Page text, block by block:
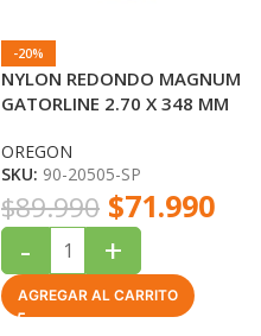
-20%
NYLON REDONDO MAGNUM
GATORLINE 2.70 X 348 MM
OREGON
SKU: 90-20505-SP
$89.990 $71.990
- +
AGREGAR AL CARRITO